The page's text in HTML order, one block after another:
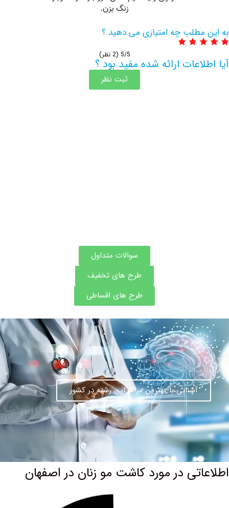
چه امتیازی می دهید ؟
ارائه شده مفید بود ؟
ثبت نظر
سوالات متداول
طرح های تخفیف
طرح های اقساطی
آشنایی با بهترین مراکز این رشته در کشور
در مورد کاشت مو زنان در اصفهان